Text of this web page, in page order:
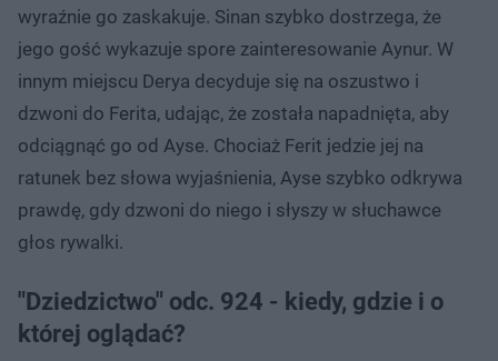
wyraźnie go zaskakuje. Sinan szybko dostrzega, że
jego gość wykazuje spore zainteresowanie Aynur. W
innym miejscu Derya decyduje się na oszustwo i
dzwoni do Ferita, udając, że została napadnięta, aby
odciągnąć go od Ayse. Chociaż Ferit jedzie jej na
ratunek bez słowa wyjaśnienia, Ayse szybko odkrywa
prawdę, gdy dzwoni do niego i słyszy w słuchawce
głos rywalki.
"Dziedzictwo" odc. 924 - kiedy, gdzie i o
której oglądać?